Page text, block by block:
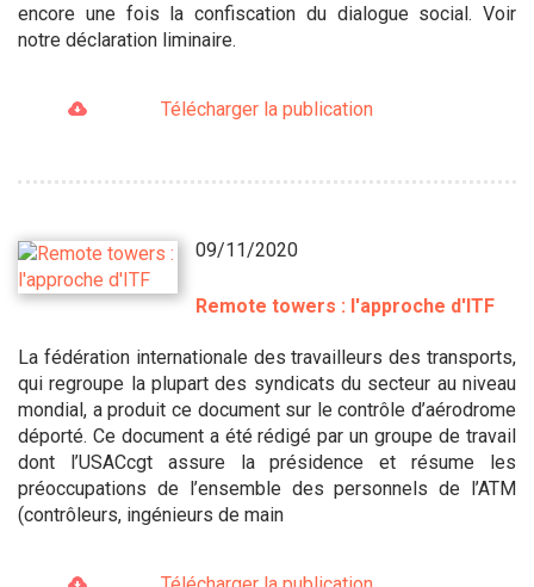
encore une fois la confiscation du dialogue social. Voir
notre déclaration liminaire.
Télécharger la publication
09/11/2020
Remote towers : l'approche d'ITF
La fédération internationale des travailleurs des transports,
qui regroupe la plupart des syndicats du secteur au niveau
mondial, a produit ce document sur le contrôle d’aérodrome
déporté. Ce document a été rédigé par un groupe de travail
dont l’USACcgt assure la présidence et résume les
préoccupations de l’ensemble des personnels de l’ATM
(contrôleurs, ingénieurs de main